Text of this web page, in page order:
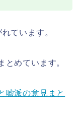
ています。
とめています。
嘘派の意見まと